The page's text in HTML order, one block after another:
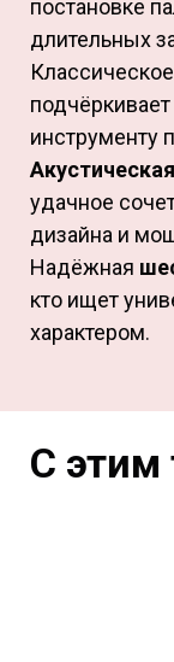
постановке
длительных
инструменту
удачное
дизайна и
Надёжная
кто ищет
характером.
С этим